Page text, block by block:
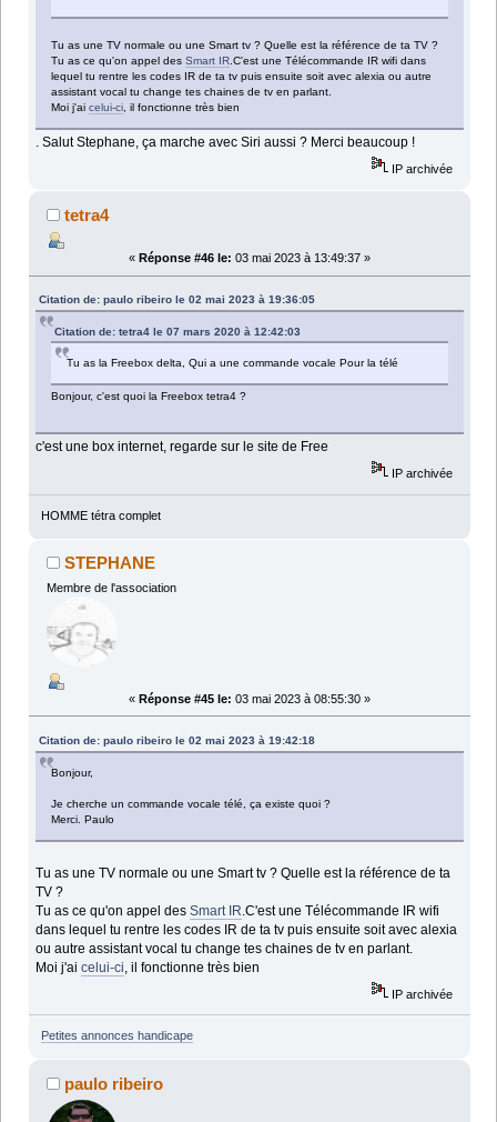
Tu as une TV normale ou une Smart tv ? Quelle est la référence de ta TV ?
Tu as ce qu'on appel desSmart IR .C'est une Télécommande IR wifi dans
lequel tu rentre les codes IR de ta tv puis ensuite soit avec alexia ou autre
assistant vocal tu change tes chaines de tv en parlant.
Moi j'aicelui-ci , il fonctionne très bien
. Salut Stephane, ça marche avec Siri aussi ? Merci beaucoup !
IP archivée
tetra4
« Réponse #46 le: 03 mai 2023 à 13:49:37 »
Citation de: paulo ribeiro le 02 mai 2023 à 19:36:05
Citation de: tetra4 le 07 mars 2020 à 12:42:03
Tu as la Freebox delta, Qui a une commande vocale Pour la télé
Bonjour, c'est quoi la Freebox tetra4 ?
c'est une box internet, regarde sur le site de Free
IP archivée
HOMME tétra complet
STEPHANE
Membre de l'association
« Réponse #45 le: 03 mai 2023 à 08:55:30 »
Citation de: paulo ribeiro le 02 mai 2023 à 19:42:18
Bonjour,
Je cherche un commande vocale télé, ça existe quoi ?
Merci. Paulo
Tu as une TV normale ou une Smart tv ? Quelle est la référence de ta
TV ?
Tu as ce qu'on appel desSmart IR .C'est une Télécommande IR wifi
dans lequel tu rentre les codes IR de ta tv puis ensuite soit avec alexia
ou autre assistant vocal tu change tes chaines de tv en parlant.
Moi j'aicelui-ci , il fonctionne très bien
IP archivée
Petites annonces handicape
paulo ribeiro